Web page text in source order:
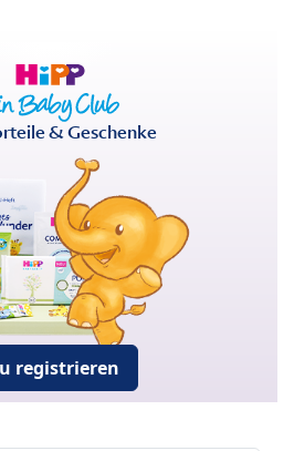
& Geschenke
registrieren